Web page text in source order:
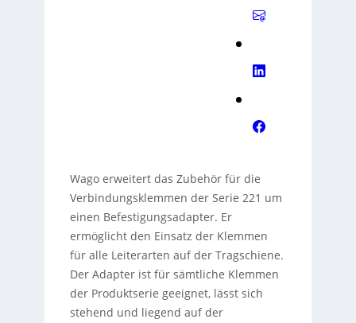
Wago erweitert das Zubehör für die
Verbindungsklemmen der Serie 221 um
einen Befestigungsadapter. Er
ermöglicht den Einsatz der Klemmen
für alle Leiterarten auf der Tragschiene.
Der Adapter ist für sämtliche Klemmen
der Produktserie geeignet, lässt sich
stehend und liegend auf der